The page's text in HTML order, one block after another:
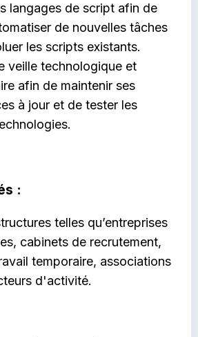
langages de script afin de
de nouvelles tâches
les scripts existants.
veille technologique et
afin de maintenir ses
à jour et de tester les
:
telles qu’entreprises
cabinets de recrutement,
temporaire, associations
d'activité.